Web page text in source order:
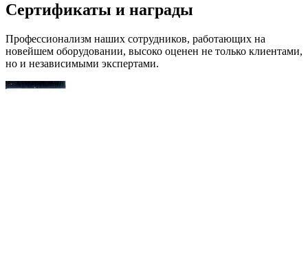
Сертификаты и награды
Профессионализм наших сотрудников, работающих на
новейшем оборудовании, высоко оценен не только клиентами,
но и независимыми экспертами.